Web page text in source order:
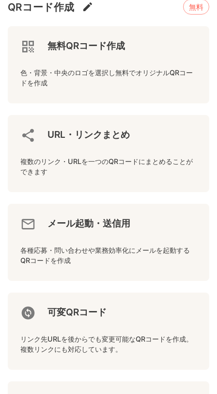
QRコード作成 無料
無料QRコード作成
色・背景・中央のロゴを選択し無料でオリジナルQRコー
ドを作成
URL・リンクまとめ
複数のリンク・URLを一つのQRコードにまとめることが
できます
メール起動・送信用
各種応募・問い合わせや業務効率化にメールを起動する
QRコードを作成
可変QRコード
リンク先URLを後からでも変更可能なQRコードを作成。
複数リンクにも対応しています。